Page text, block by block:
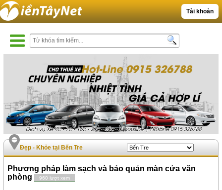
Tài khoản
Đẹp - Khỏe tại Bến Tre
Phương pháp làm sạch và bảo quản màn cửa văn
phòng
960 lượt xem